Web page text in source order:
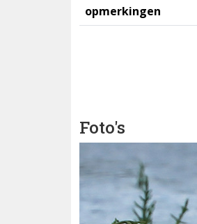
opmerkingen
Foto's